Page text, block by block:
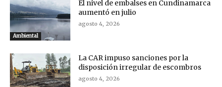
Ambiental
El nivel de embalses en Cundinamarca
aumentó en julio
agosto 4, 2026
La CAR impuso sanciones por la
disposición irregular de escombros
agosto 4, 2026